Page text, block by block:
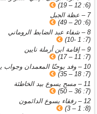
(6: 12 – 19)
7 – عظة الجبل
(6: 20 – 49)
8 – شفاء عبد الضابط الروماني
(7: 1 -10)
9 – إقامة ابن أرملة نايين
(7: 11 – 17)
10 – وفد يوحنّا المعمدان وجواب يسوع وشهادته بالمعمدان
(7: 18 – 35)
11 – مسح يسوع بيد الخاطئة
(7: 36 – 50)
12 – رفقاء يسوع الدائمون
(8: 1 – 3)